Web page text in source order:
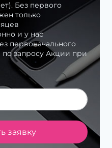
Без первого
только
и у нас
первоначального
по запросу Акции при
заявку